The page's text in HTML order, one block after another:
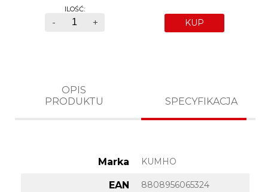
ILOŚĆ:
- + KUP
OPIS
PRODUKTU
SPECYFIKACJA
Marka KUMHO
EAN 8808956065324